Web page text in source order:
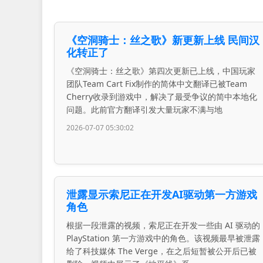
《空洞骑士：丝之歌》新更新上线 民间汉
化转正了
《空洞骑士：丝之歌》第四次更新已上线，中国玩家
团队Team Cart Fix制作的简体中文翻译已被Team
Cherry收录到游戏中，解决了最受争议的简中本地化
问题。此前官方翻译引发大量玩家不满与地
2026-07-07 05:30:02
泄露显示索尼正在开发AI驱动第一方游戏
角色
根据一段泄露的视频，索尼正在开发一些由 AI 驱动的
PlayStation 第一方游戏中的角色。该视频最早被泄露
给了科技媒体 The Verge，在之后短暂被公开后已被